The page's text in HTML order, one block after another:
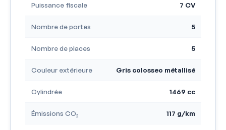
Puissance fiscale 7 CV
Nombre de portes 5
Nombre de places 5
Couleur extérieure Gris colosseo métallisé
Cylindrée 1469 cc
Émissions CO₂ 117 g/km